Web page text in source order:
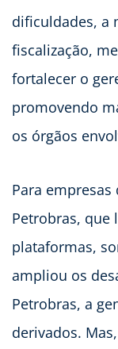
dificuldades, a
fiscalização,
fortalecer o
promovendo
os órgãos
Para
Petrobras, que
plataformas,
ampliou os
Petrobras, a
derivados.